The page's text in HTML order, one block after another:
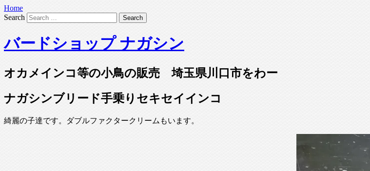
Home
Search
バードショップ ナガシン
オカメインコ等の小鳥の販売 埼玉県川口市をわー
ナガシンブリード手乗りセキセイインコ
綺麗の子達です。ダブルファクタークリームもいます。